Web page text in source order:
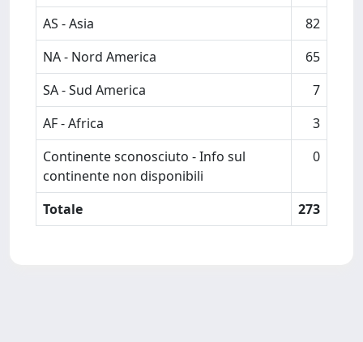
AS - Asia
82
NA - Nord America
65
SA - Sud America
7
AF - Africa
3
Continente sconosciuto - Info sul
continente non disponibili
0
Totale 273